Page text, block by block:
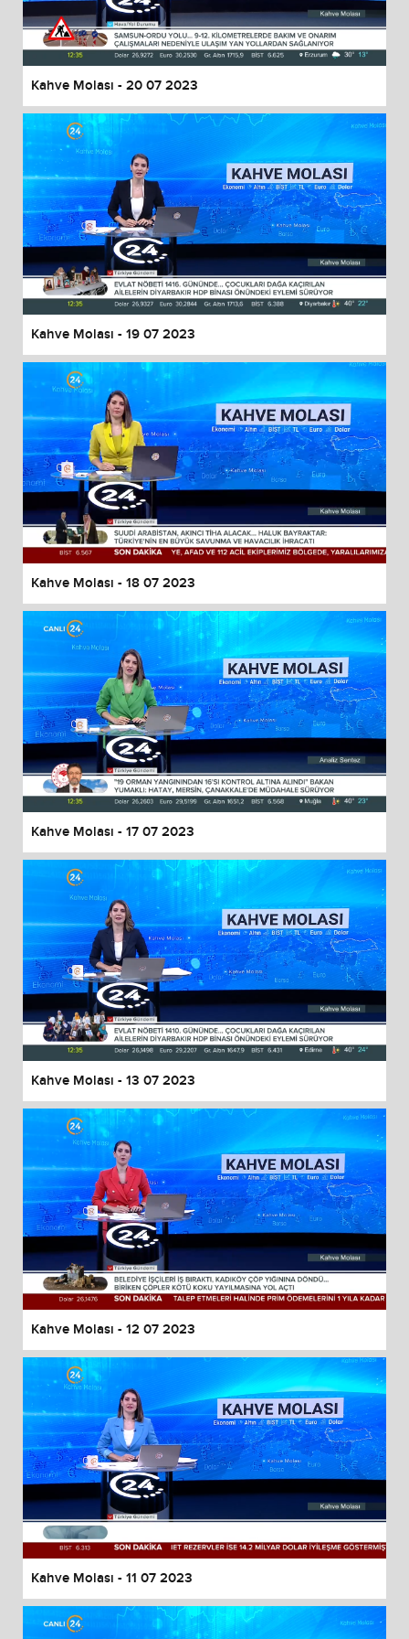
End of dialog window.
Kahve Molası - 20 07 2023
Kahve Molası - 19 07 2023
Kahve Molası - 18 07 2023
Kahve Molası - 17 07 2023
Kahve Molası - 13 07 2023
Kahve Molası - 12 07 2023
Kahve Molası - 11 07 2023